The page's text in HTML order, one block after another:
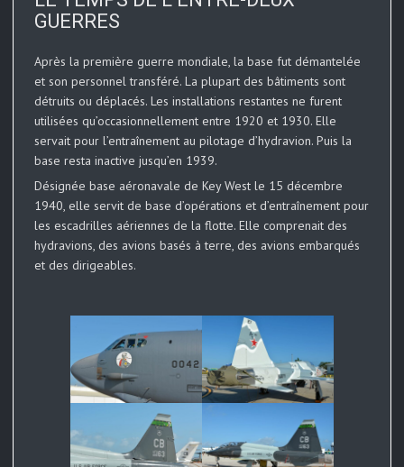
GUERRES
Après la première guerre mondiale, la base fut démantelée
et son personnel transféré. La plupart des bâtiments sont
détruits ou déplacés. Les installations restantes ne furent
utilisées qu’occasionnellement entre 1920 et 1930. Elle
servait pour l’entraînement au pilotage d’hydravion. Puis la
base resta inactive jusqu’en 1939.
Désignée base aéronavale de Key West le 15 décembre
1940, elle servit de base d’opérations et d’entraînement pour
les escadrilles aériennes de la flotte. Elle comprenait des
hydravions, des avions basés à terre, des avions embarqués
et des dirigeables.